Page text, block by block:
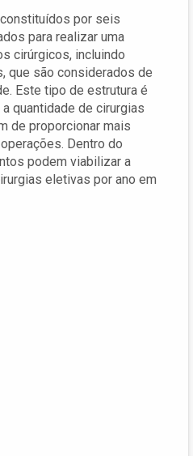
por seis
para realizar uma
cirúrgicos, incluindo
que são considerados de
Este tipo de estrutura é
quantidade de cirurgias
de proporcionar mais
Dentro do
podem viabilizar a
eletivas por ano em